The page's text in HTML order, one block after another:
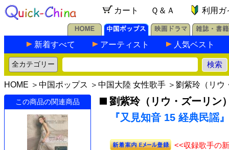
カート Ｑ＆Ａ 利用ガ
新着すべて アーティスト 人気ベスト
HOME ＞ 中国ポップス ＞ 中国大陸 女性歌手 ＞ 劉紫玲（リウ
この商品の関連商品
劉紫玲（リウ・ズーリン
『又見知音 15 経典民謡
<<収録歌手の